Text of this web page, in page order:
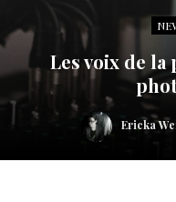
Les voix de
Ericka